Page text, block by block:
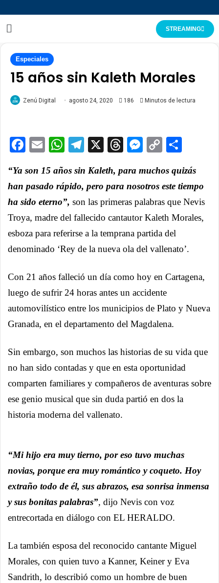
STREAMING
Especiales
15 años sin Kaleth Morales
Zenú Digital agosto 24, 2020 186 Minutos de lectura
Facebook
EmailWhatsApp
Telegram
X ThreadsCopy
“Ya son 15 años sin Kaleth, para muchos quizás
han pasado rápido, pero para nosotros este tiempo
ha sido eterno”, son las primeras palabras que Nevis
Troya, madre del fallecido cantautor Kaleth Morales,
esboza para referirse a la temprana partida del
denominado ‘Rey de la nueva ola del vallenato’.
Con 21 años falleció un día como hoy en Cartagena,
luego de sufrir 24 horas antes un accidente
automovilístico entre los municipios de Plato y Nueva
Granada, en el departamento del Magdalena.
Sin embargo, son muchos las historias de su vida que
no han sido contadas y que en esta oportunidad
comparten familiares y compañeros de aventuras sobre
ese genio musical que sin duda partió en dos la
historia moderna del vallenato.
“Mi hijo era muy tierno, por eso tuvo muchas
novias, porque era muy romántico y coqueto. Hoy
extraño todo de él, sus abrazos, esa sonrisa inmensa
y sus bonitas palabras”, dijo Nevis con voz
entrecortada en diálogo con EL HERALDO.
La también esposa del reconocido cantante Miguel
Morales, con quien tuvo a Kanner, Keiner y Eva
Sandrith, lo describió como un hombre de buen